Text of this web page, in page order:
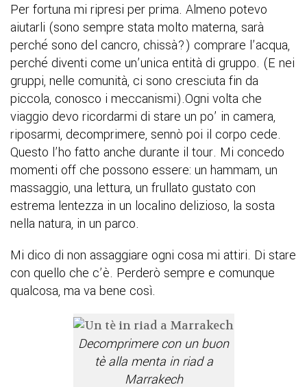
Per fortuna mi ripresi per prima. Almeno potevo
aiutarli (sono sempre stata molto materna, sarà
perché sono del cancro, chissà?) comprare l’acqua,
perché diventi come un’unica entità di gruppo. (E nei
gruppi, nelle comunità, ci sono cresciuta fin da
piccola, conosco i meccanismi).Ogni volta che
viaggio devo ricordarmi di stare un po’ in camera,
riposarmi, decomprimere, sennò poi il corpo cede.
Questo l’ho fatto anche durante il tour. Mi concedo
momenti off che possono essere: un hammam, un
massaggio, una lettura, un frullato gustato con
estrema lentezza in un localino delizioso, la sosta
nella natura, in un parco.
Mi dico di non assaggiare ogni cosa mi attiri. Di stare
con quello che c’è. Perderò sempre e comunque
qualcosa, ma va bene così.
Decomprimere con un buon
tè alla menta in riad a
Marrakech